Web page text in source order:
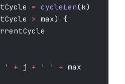
= cycleLen(k)
> max) {
' + j + ' ' + max